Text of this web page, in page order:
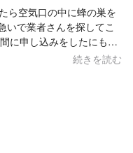
ら空気口の中に蜂の巣を
いで業者さんを探してこ
に申し込みをしたにも関
いただき大変有り難かっ
かり頑張ります！！ 迅
ざいました！！
続きを読む